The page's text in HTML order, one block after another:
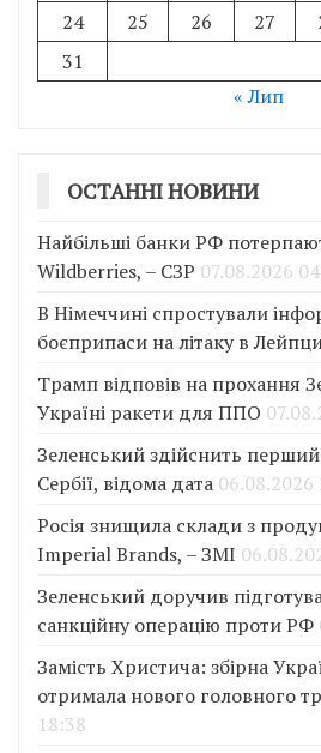
24
25 26 27
31
« Лип
ОСТАННІ НОВИНИ
Найбільші банки РФ
Wildberries, – СЗР 07.08.2026
В Німеччині спростували
боєприпаси на літаку в
Трамп відповів на прохання
Україні ракети для ППО
Зеленський здійснить
Сербії, відома дата 06.08.2026
Росія знищила склади з
Imperial Brands, – ЗМІ
Зеленський доручив
санкційну операцію проти РФ
Замість Христича: збірна
отримала нового головного
18:38